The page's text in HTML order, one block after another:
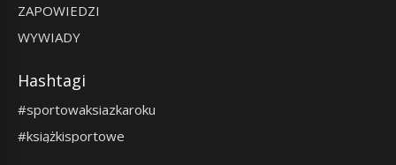
ZAPOWIEDZI
WYWIADY
Hashtagi
#sportowaksiazkaroku
#książkisportowe